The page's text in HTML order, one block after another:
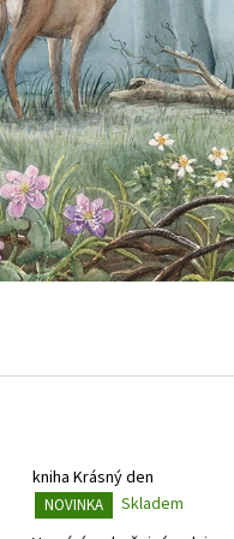
kniha Krásný den
NOVINKA
Skladem